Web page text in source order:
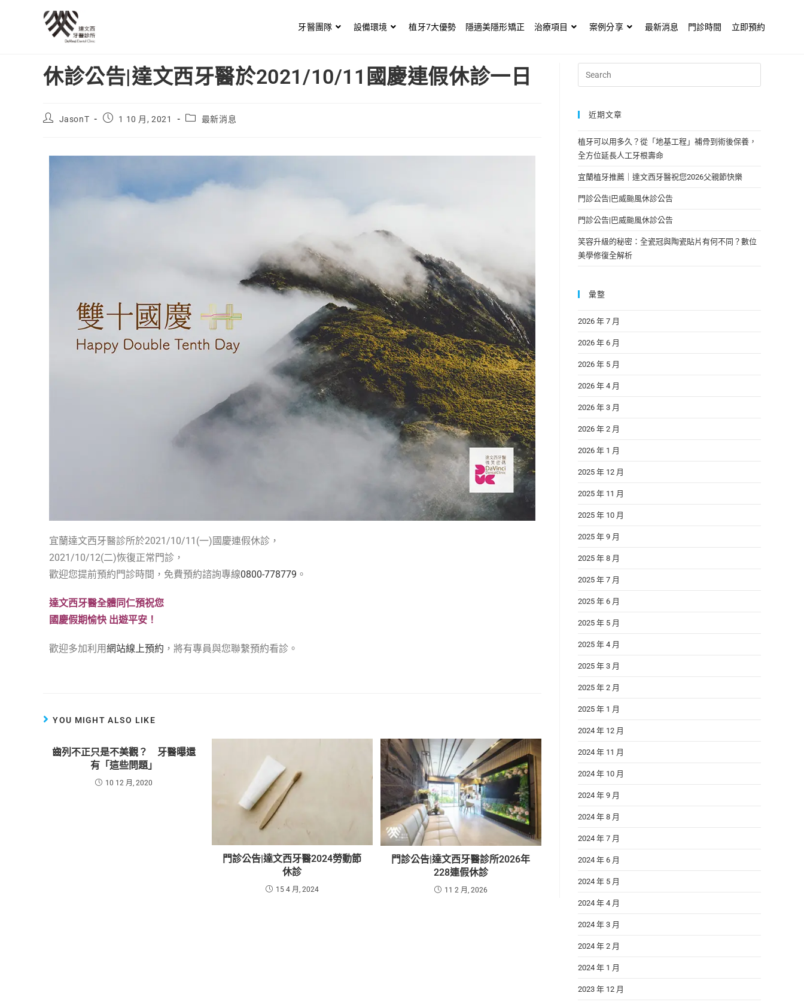
牙醫團隊 設備環境 植牙7大優勢 隱適美隱形矯正 治療項目 案例分享 最新消息 門診時間 立即預約
休診公告|達文西牙醫於2021/10/11國慶連假休診一日
JasonT 1 10 月, 2021 最新消息
宜蘭達文西牙醫診所於2021/10/11(一)國慶連假休診，
2021/10/12(二)恢復正常門診，
歡迎您提前預約門診時間，免費預約諮詢專線0800-778779 。
達文西牙醫全體同仁預祝您
國慶假期愉快 出遊平安！
歡迎多加利用網站線上預約 ，將有專員與您聯繫預約看診。
YOU MIGHT ALSO LIKE
齒列不正只是不美觀？ 牙醫曝還
有「這些問題」
10 12 月, 2020
門診公告|達文西牙醫2024勞動節
休診
15 4 月, 2024
門診公告|達文西牙醫診所2026年
228連假休診
11 2 月, 2026
近期文章
植牙可以用多久？從「地基工程」補骨到術後保養，
全方位延長人工牙根壽命
宜蘭植牙推薦｜達文西牙醫祝您2026父親節快樂
門診公告|巴威颱風休診公告
門診公告|巴威颱風休診公告
笑容升級的秘密：全瓷冠與陶瓷貼片有何不同？數位
美學修復全解析
彙整
2026 年 7 月
2026 年 6 月
2026 年 5 月
2026 年 4 月
2026 年 3 月
2026 年 2 月
2026 年 1 月
2025 年 12 月
2025 年 11 月
2025 年 10 月
2025 年 9 月
2025 年 8 月
2025 年 7 月
2025 年 6 月
2025 年 5 月
2025 年 4 月
2025 年 3 月
2025 年 2 月
2025 年 1 月
2024 年 12 月
2024 年 11 月
2024 年 10 月
2024 年 9 月
2024 年 8 月
2024 年 7 月
2024 年 6 月
2024 年 5 月
2024 年 4 月
2024 年 3 月
2024 年 2 月
2024 年 1 月
2023 年 12 月